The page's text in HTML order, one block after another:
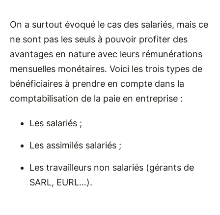
On a surtout évoqué le cas des salariés, mais ce
ne sont pas les seuls à pouvoir profiter des
avantages en nature avec leurs rémunérations
mensuelles monétaires. Voici les trois types de
bénéficiaires à prendre en compte dans la
comptabilisation de la paie en entreprise :
Les salariés ;
Les assimilés salariés ;
Les travailleurs non salariés (gérants de
SARL, EURL…).